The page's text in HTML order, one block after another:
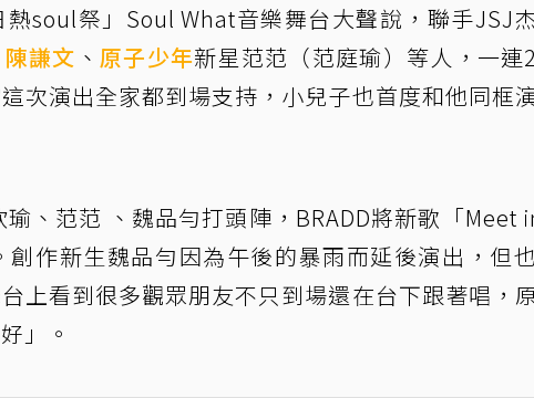
soul祭」Soul What音樂舞台大聲說，聯手JSJ
陳謙文 、原子少年新星范范（范庭瑜）等人，一連
次演出全家都到場支持，小兒子也首度和他同框
、范范 、魏品勻打頭陣，BRADD將新歌「Meet
作新生魏品勻因為午後的暴雨而延後演出，但
上看到很多觀眾朋友不只到場還在台下跟著唱，
」。